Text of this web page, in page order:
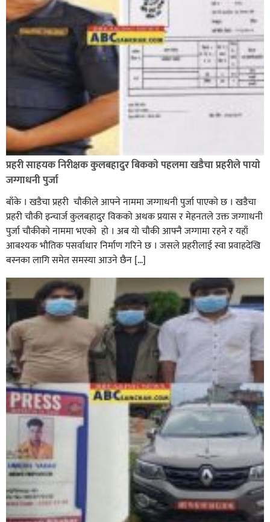
फर्कने सर्तमा रिहा,
रौतहटमा १२ हजार लिटर पेट्रोल बोकेको ट्यांकर दुर्घटनापछि
आगलागी सडक अबरुद्ध,
घोराहीको समृद्धिका लागि वडा–वडामा विशेष अभियान सञ्चालन
हुने,
प्रहरी साहयक निरीक्षक कुलबहादुर बिककाे पहलमा खडैचा प्रहरीले पायाे
जग्गाधनी पुर्जा
बाँके । खडैचा प्रहरी चाैकीले आफ्ने नाममा जग्गाधनी पुर्जा पाएकाे छ । खडैचा
प्रहरी चाैकी इन्चार्ज कुलबहादुर विककाे अथक प्रयास र मेहनतले उक्त जग्गाधनी
पुर्जा चाैकीकाे नाममा भएको हाे । अब याे चाैकी आफ्नै जग्गामा रहने र यहाँ
आबश्यक भाैतिक पसर्वाधार निर्माण गरिने छ । जसले प्रहरीलाई स्वा प्रवाहदेखि
बस्नका लागि समेत समस्या आउने छैन […]